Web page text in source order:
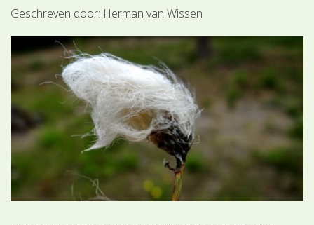
Determineren
Geschreven door: Herman van Wissen